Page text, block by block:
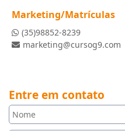
Marketing/Matrículas
(35)98852-8239
marketing@cursog9.com
Entre em contato